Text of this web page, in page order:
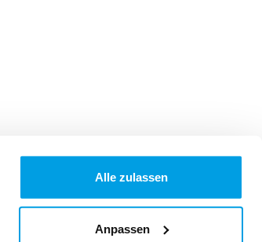
Alle zulassen
Anpassen